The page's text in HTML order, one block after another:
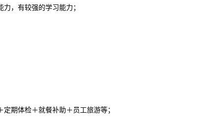
，有较强的学习能力；
期体检＋就餐补助＋员工旅游等；